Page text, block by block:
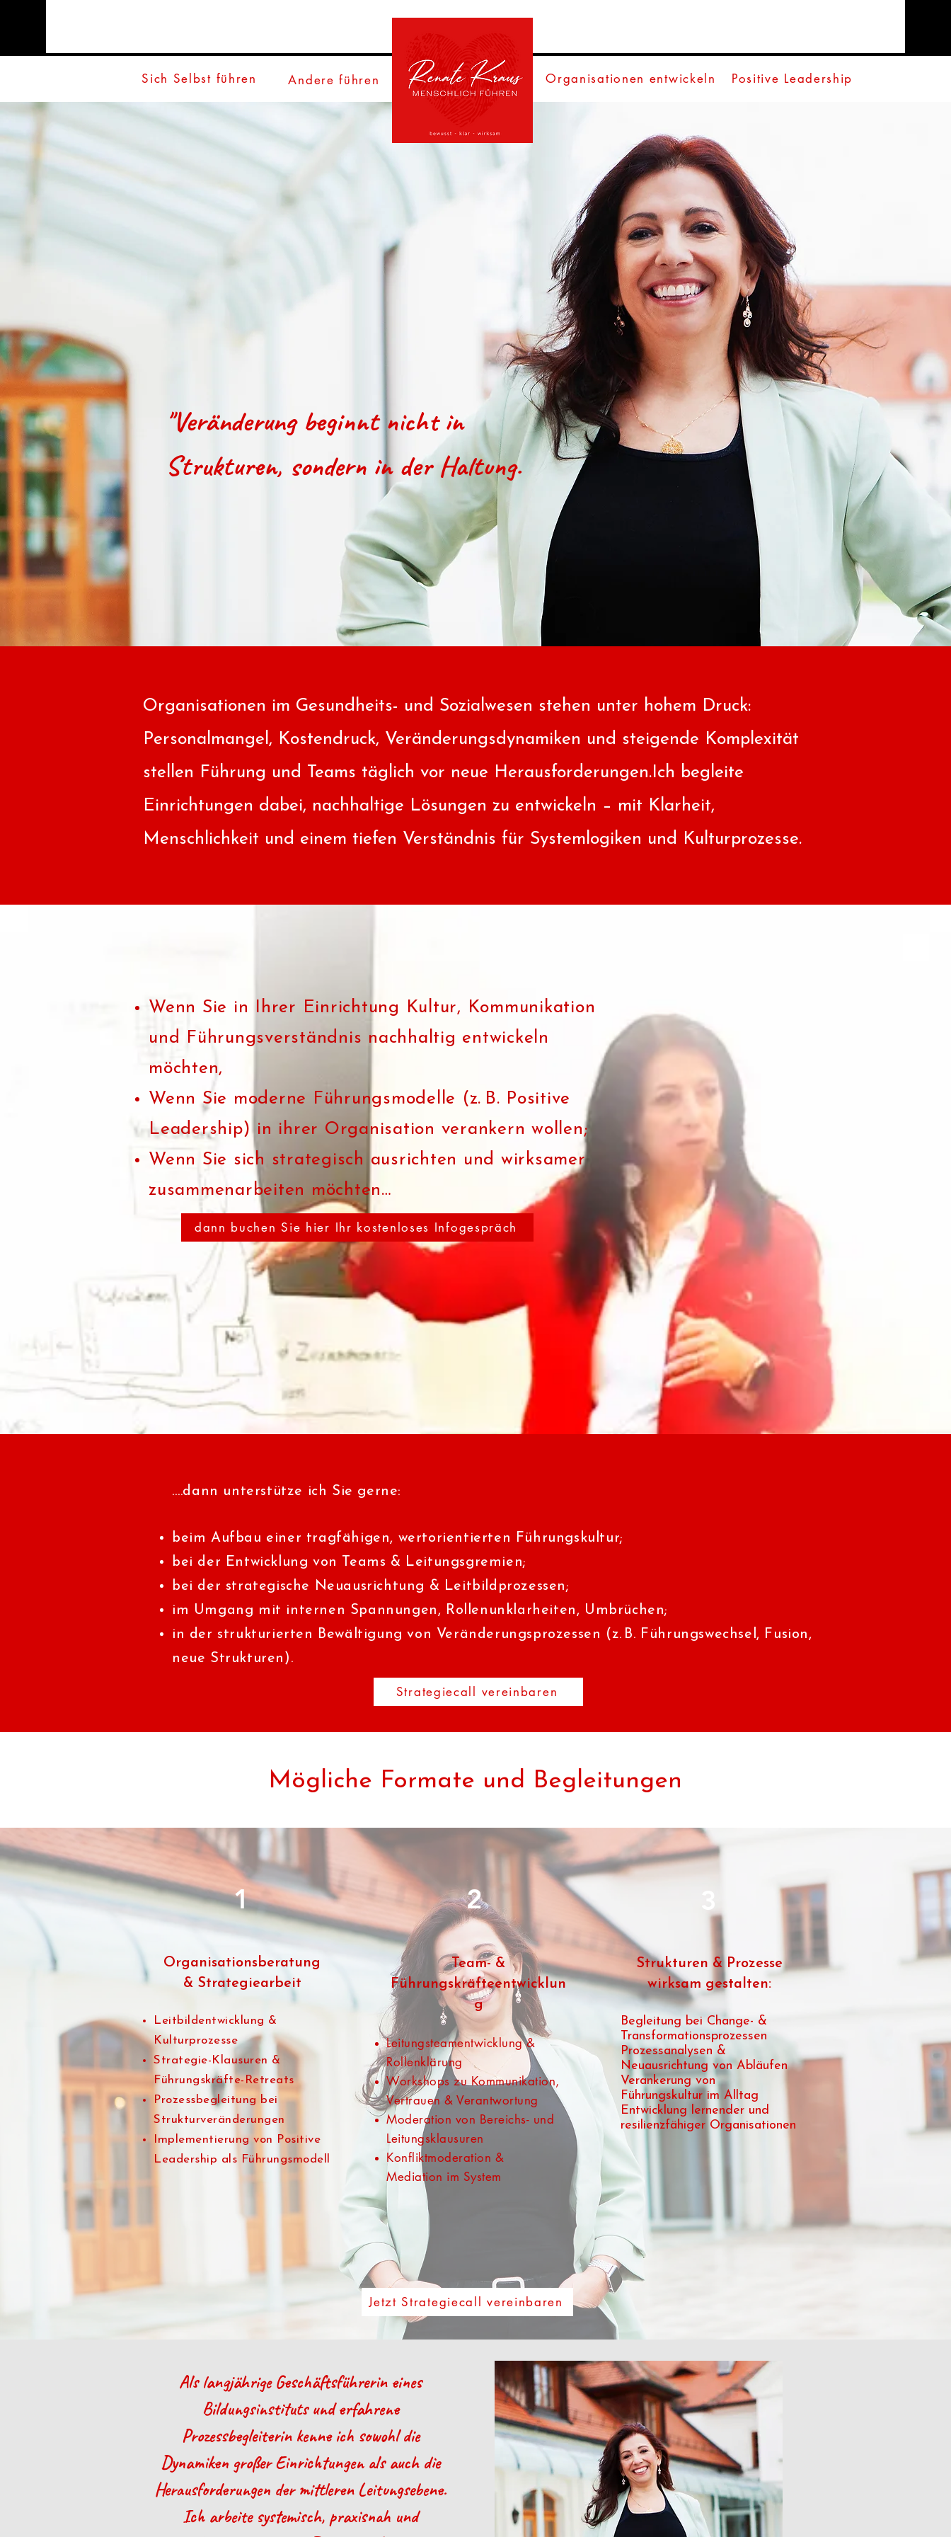
Sich Selbst führen Andere führen Organisationen entwickeln Positive Leadership
"Veränderung beginnt nicht in
Strukturen, sondern in der Haltung.
Organisationen im Gesundheits- und Sozialwesen stehen unter hohem Druck:
Personalmangel, Kostendruck, Veränderungsdynamiken und steigende Komplexität
stellen Führung und Teams täglich vor neue Herausforderungen.Ich begleite
Einrichtungen dabei, nachhaltige Lösungen zu entwickeln – mit Klarheit,
Menschlichkeit und einem tiefen Verständnis für Systemlogiken und Kulturprozesse.
Wenn Sie in Ihrer Einrichtung Kultur, Kommunikation
und Führungsverständnis nachhaltig entwickeln
möchten,
Wenn Sie moderne Führungsmodelle (z. B. Positive
Leadership) in ihrer Organisation verankern wollen;
Wenn Sie sich strategisch ausrichten und wirksamer
zusammenarbeiten möchten…
dann buchen Sie hier Ihr kostenloses Infogespräch
….dann unterstütze ich Sie gerne:
beim Aufbau einer tragfähigen, wertorientierten Führungskultur;
bei der Entwicklung von Teams & Leitungsgremien;
bei der strategische Neuausrichtung & Leitbildprozessen;
im Umgang mit internen Spannungen, Rollenunklarheiten, Umbrüchen;
in der strukturierten Bewältigung von Veränderungsprozessen (z. B. Führungswechsel, Fusion,
neue Strukturen).
Strategiecall vereinbaren
Mögliche Formate und Begleitungen
1
Organisationsberatung
& Strategiearbeit
Leitbildentwicklung &
Kulturprozesse
Strategie-Klausuren &
Führungskräfte-Retreats
Prozessbegleitung bei
Strukturveränderungen
Implementierung von Positive
Leadership als Führungsmodell
2
Team- &
Führungskräfteentwicklun
g
Leitungsteamentwicklung &
Rollenklärung
Workshops zu Kommunikation,
Vertrauen & Verantwortung
Moderation von Bereichs- und
Leitungsklausuren
Konfliktmoderation &
Mediation im System
3
Strukturen & Prozesse
wirksam gestalten:
Begleitung bei Change- &
Transformationsprozessen
Prozessanalysen &
Neuausrichtung von Abläufen
Verankerung von
Führungskultur im Alltag
Entwicklung lernender und
resilienzfähiger Organisationen
Jetzt Strategiecall vereinbaren
Als langjährige Geschäftsführerin eines
Bildungsinstituts und erfahrene
Prozessbegleiterin kenne ich sowohl die
Dynamiken großer Einrichtungen als auch die
Herausforderungen der mittleren Leitungsebene.
Ich arbeite systemisch, praxisnah und